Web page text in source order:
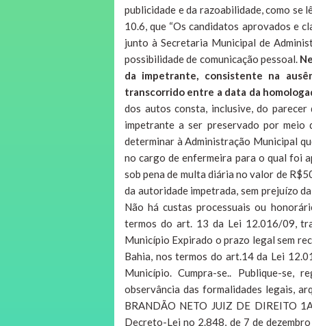
publicidade e da razoabilidade, como se
10.6, que “Os candidatos aprovados e
junto à Secretaria Municipal de
possibilidade de comunicação pessoal.
da impetrante, consistente na
transcorrido entre a data da
dos autos consta, inclusive, do
impetrante a ser preservado por meio
determinar à Administração Municipal
no cargo de enfermeira para o qual foi
sob pena de multa diária no valor de
da autoridade impetrada, sem prejuízo
Não há custas processuais ou
termos do art. 13 da Lei 12.016/09,
Município Expirado o prazo legal sem
Bahia, nos termos do art.14 da Lei
Município. Cumpra-se.. Publique-
observância das formalidades legais,
BRANDÃO NETO JUIZ DE DIREITO
Decreto-Lei no 2.848, de 7 de